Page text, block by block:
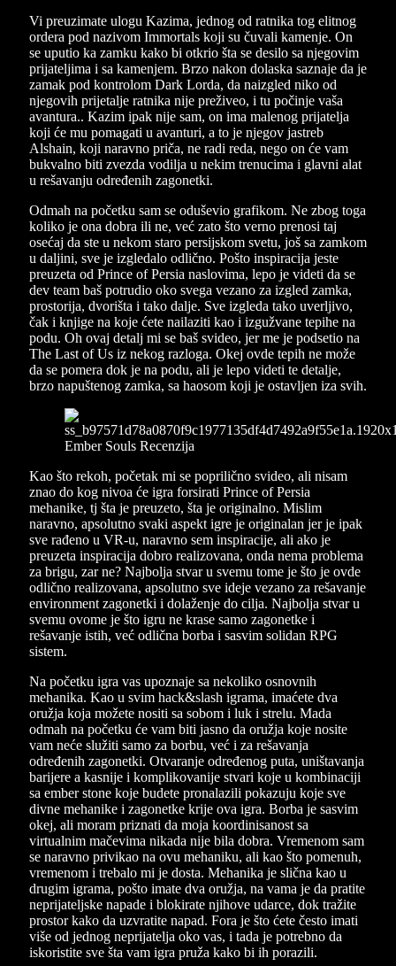
Vi preuzimate ulogu Kazima, jednog od ratnika tog elitnog
ordera pod nazivom Immortals koji su čuvali kamenje. On
se uputio ka zamku kako bi otkrio šta se desilo sa njegovim
prijateljima i sa kamenjem. Brzo nakon dolaska saznaje da je
zamak pod kontrolom Dark Lorda, da naizgled niko od
njegovih prijetalje ratnika nije preživeo, i tu počinje vaša
avantura.. Kazim ipak nije sam, on ima malenog prijatelja
koji će mu pomagati u avanturi, a to je njegov jastreb
Alshain, koji naravno priča, ne radi reda, nego on će vam
bukvalno biti zvezda vodilja u nekim trenucima i glavni alat
u rešavanju određenih zagonetki.
Odmah na početku sam se oduševio grafikom. Ne zbog toga
koliko je ona dobra ili ne, već zato što verno prenosi taj
osećaj da ste u nekom staro persijskom svetu, još sa zamkom
u daljini, sve je izgledalo odlično. Pošto inspiracija jeste
preuzeta od Prince of Persia naslovima, lepo je videti da se
dev team baš potrudio oko svega vezano za izgled zamka,
prostorija, dvorišta i tako dalje. Sve izgleda tako uverljivo,
čak i knjige na koje ćete nailaziti kao i izgužvane tepihe na
podu. Oh ovaj detalj mi se baš svideo, jer me je podsetio na
The Last of Us iz nekog razloga. Okej ovde tepih ne može
da se pomera dok je na podu, ali je lepo videti te detalje,
brzo napuštenog zamka, sa haosom koji je ostavljen iza svih.
Kao što rekoh, početak mi se poprilično svideo, ali nisam
znao do kog nivoa će igra forsirati Prince of Persia
mehanike, tj šta je preuzeto, šta je originalno. Mislim
naravno, apsolutno svaki aspekt igre je originalan jer je ipak
sve rađeno u VR-u, naravno sem inspiracije, ali ako je
preuzeta inspiracija dobro realizovana, onda nema problema
za brigu, zar ne? Najbolja stvar u svemu tome je što je ovde
odlično realizovana, apsolutno sve ideje vezano za rešavanje
environment zagonetki i dolaženje do cilja. Najbolja stvar u
svemu ovome je što igru ne krase samo zagonetke i
rešavanje istih, već odlična borba i sasvim solidan RPG
sistem.
Na početku igra vas upoznaje sa nekoliko osnovnih
mehanika. Kao u svim hack&slash igrama, imaćete dva
oružja koja možete nositi sa sobom i luk i strelu. Mada
odmah na početku će vam biti jasno da oružja koje nosite
vam neće služiti samo za borbu, već i za rešavanja
određenih zagonetki. Otvaranje određenog puta, uništavanja
barijere a kasnije i komplikovanije stvari koje u kombinaciji
sa ember stone koje budete pronalazili pokazuju koje sve
divne mehanike i zagonetke krije ova igra. Borba je sasvim
okej, ali moram priznati da moja koordinisanost sa
virtualnim mačevima nikada nije bila dobra. Vremenom sam
se naravno privikao na ovu mehaniku, ali kao što pomenuh,
vremenom i trebalo mi je dosta. Mehanika je slična kao u
drugim igrama, pošto imate dva oružja, na vama je da pratite
neprijateljske napade i blokirate njihove udarce, dok tražite
prostor kako da uzvratite napad. Fora je što ćete često imati
više od jednog neprijatelja oko vas, i tada je potrebno da
iskoristite sve šta vam igra pruža kako bi ih porazili.